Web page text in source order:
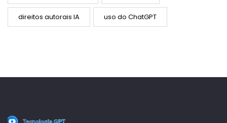
direitos autorais IA uso do ChatGPT